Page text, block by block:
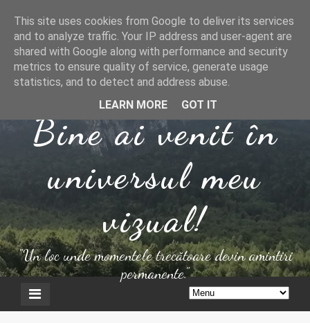
Bine ai venit în
universul meu
vizual!
"Un loc unde momentele trecătoare devin amintiri
permanente."
This site uses cookies from Google to deliver its services
and to analyze traffic. Your IP address and user-agent are
shared with Google along with performance and security
metrics to ensure quality of service, generate usage
statistics, and to detect and address abuse.
LEARN MORE
GOT IT